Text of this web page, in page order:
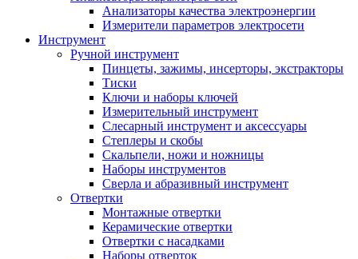
Анализаторы качества электроэнергии
Измерители параметров электросети
Инструмент
Ручной инструмент
Пинцеты, зажимы, инсерторы, экстракторы
Тиски
Ключи и наборы ключей
Измерительный инструмент
Слесарный инструмент и аксессуары
Степлеры и скобы
Скальпели, ножи и ножницы
Наборы инструментов
Сверла и абразивный инструмент
Отвертки
Монтажные отвертки
Керамические отвертки
Отвертки с насадками
Наборы отверток